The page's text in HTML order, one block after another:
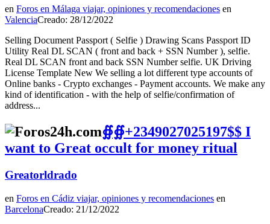
en Foros en Málaga viajar, opiniones y recomendaciones en
ValenciaCreado: 28/12/2022
Selling Document Passport ( Selfie ) Drawing Scans Passport ID
Utility Real DL SCAN ( front and back + SSN Number ), selfie.
Real DL SCAN front and back SSN Number selfie. UK Driving
License Template New We selling a lot different type accounts of
Online banks - Crypto exchanges - Payment accounts. We make any
kind of identification - with the help of selfie/confirmation of
address...
∯∯+2349027025197$$ I
want to Great occult for money ritual
Greatorldrado
en Foros en Cádiz viajar, opiniones y recomendaciones en
BarcelonaCreado: 21/12/2022